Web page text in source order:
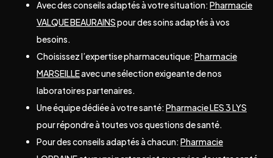
Avec des conseils adaptés à votre situation: Pharmacie
VALQUE BEAURAINSpour des soins adaptés à vos
besoins.
Choisissez l’expertise pharmaceutique: Pharmacie
MARSEILLEavec une sélection exigeante de nos
laboratoires partenaires.
Une équipe dédiée à votre santé: Pharmacie LES 3 LYS
pour répondre à toutes vos questions de santé.
Pour des conseils adaptés à chacun: Pharmacie